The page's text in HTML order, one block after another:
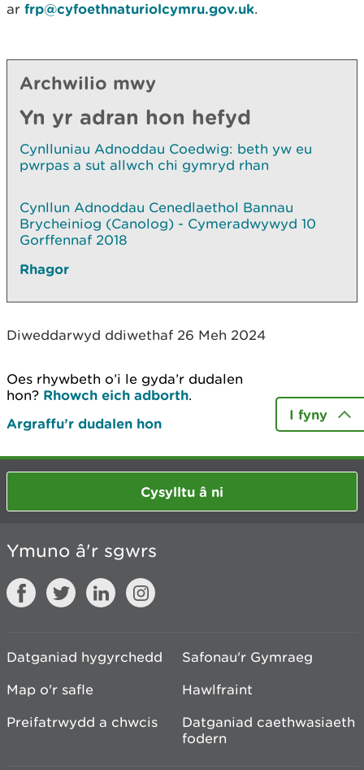
ar frp@cyfoethnaturiolcymru.gov.uk.
Archwilio mwy
Yn yr adran hon hefyd
Cynlluniau Adnoddau Coedwig: beth yw eu
pwrpas a sut allwch chi gymryd rhan
Cynllun Adnoddau Cenedlaethol Bannau
Brycheiniog (Canolog) - Cymeradwywyd 10
Gorffennaf 2018
Rhagor
Diweddarwyd ddiwethaf 26 Meh 2024
Oes rhywbeth o’i le gyda’r dudalen
hon? Rhowch eich adborth.
Argraffu’r dudalen hon
I fyny
Cysylltu â ni
Ymuno â'r sgwrs
Datganiad hygyrchedd
Safonau'r Gymraeg
Map o'r safle
Hawlfraint
Preifatrwydd a chwcis
Datganiad caethwasiaeth
fodern